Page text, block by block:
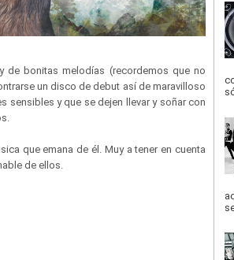
de bonitas melodías (recordemos que no
un disco de debut así de maravilloso
sensibles y que se dejen llevar y soñar con
que emana de él. Muy a tener en cuenta
de ellos.